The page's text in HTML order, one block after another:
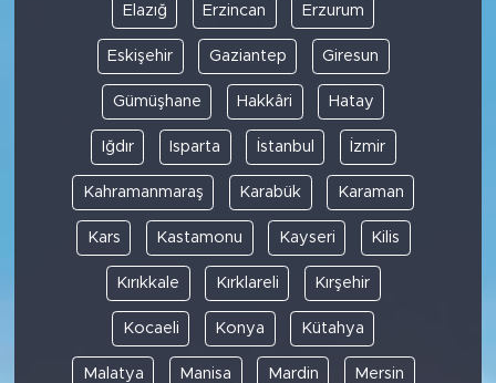
Elazığ Erzincan Erzurum
Eskişehir Gaziantep Giresun
Gümüşhane Hakkâri Hatay
Iğdır Isparta İstanbul İzmir
Kahramanmaraş Karabük Karaman
Kars Kastamonu Kayseri Kilis
Kırıkkale Kırklareli Kırşehir
Kocaeli Konya Kütahya
Malatya Manisa Mardin Mersin